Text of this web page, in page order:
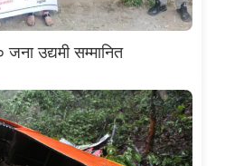
उद्यमी सम्मानित